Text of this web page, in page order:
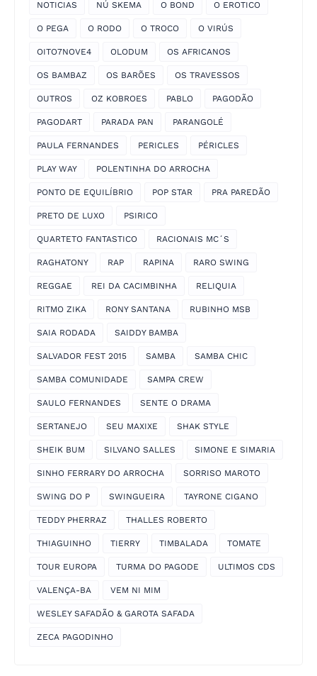
NOTICIAS NÚ SKEMA O BOND O EROTICO
O PEGA O RODO O TROCO O VIRÚS
OITO7NOVE4 OLODUM OS AFRICANOS
OS BAMBAZ OS BARÕES OS TRAVESSOS
OUTROS OZ KOBROES PABLO PAGODÃO
PAGODART PARADA PAN PARANGOLÉ
PAULA FERNANDES PERICLES PÉRICLES
PLAY WAY POLENTINHA DO ARROCHA
PONTO DE EQUILÍBRIO POP STAR PRA PAREDÃO
PRETO DE LUXO PSIRICO
QUARTETO FANTASTICO RACIONAIS MC´S
RAGHATONY RAP RAPINA RARO SWING
REGGAE REI DA CACIMBINHA RELIQUIA
RITMO ZIKA RONY SANTANA RUBINHO MSB
SAIA RODADA SAIDDY BAMBA
SALVADOR FEST 2015 SAMBA SAMBA CHIC
SAMBA COMUNIDADE SAMPA CREW
SAULO FERNANDES SENTE O DRAMA
SERTANEJO SEU MAXIXE SHAK STYLE
SHEIK BUM SILVANO SALLES SIMONE E SIMARIA
SINHO FERRARY DO ARROCHA SORRISO MAROTO
SWING DO P SWINGUEIRA TAYRONE CIGANO
TEDDY PHERRAZ THALLES ROBERTO
THIAGUINHO TIERRY TIMBALADA TOMATE
TOUR EUROPA TURMA DO PAGODE ULTIMOS CDS
VALENÇA-BA VEM NI MIM
WESLEY SAFADÃO & GAROTA SAFADA
ZECA PAGODINHO